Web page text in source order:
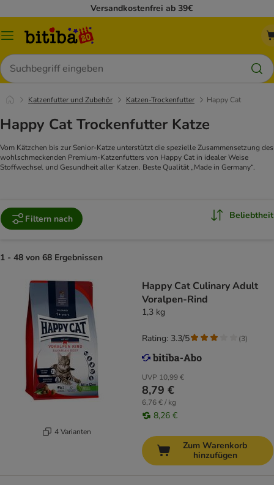
Versandkostenfrei ab 39€
Menü
Suchen
Katzenfutter und Zubehör Katzen-Trockenfutter Happy Cat
Happy Cat Trockenfutter Katze
Vom Kätzchen bis zur Senior-Katze unterstützt die spezielle Zusammensetzung des
wohlschmeckenden Premium-Katzenfutters von Happy Cat in idealer Weise
Stoffwechsel und Gesundheit aller Katzen. Beste Qualität „Made in Germany“.
Filtern nach Beliebtheit
1 - 48 von 68 Ergebnissen
4 Varianten
Happy Cat Culinary Adult
Voralpen-Rind
1,3 kg
UVP 10,99 €
8,79 €
6,76 € / kg
8,26 €
Rating: 3.3/5 (3)
Zum Warenkorb
hinzufügen